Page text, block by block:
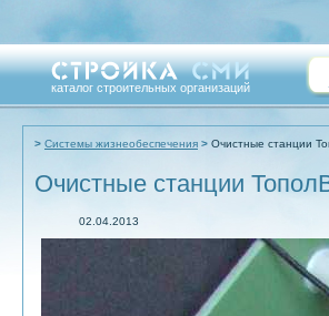
каталог строительных организаций
Системы жизнеобеспечения Очистные станции
Очистные станции
02.04.2013